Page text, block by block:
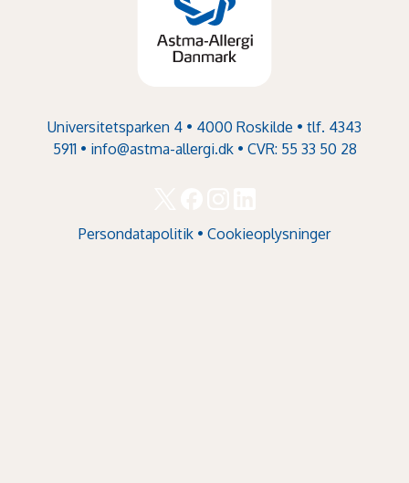
Universitetsparken 4 • 4000 Roskilde • tlf. 4343
5911 • info@astma-allergi.dk• CVR: 55 33 50 28
Persondatapolitik • Cookieoplysninger